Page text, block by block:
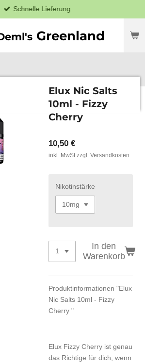
Greenland
Schnelle Lieferung
Elux Nic Salts
10ml - Fizzy
Cherry
10,50 €
inkl. MwSt zzgl. Versandkosten
Nikotinstärke
In den
Warenkorb
Produktinformationen "Elux
Nic Salts 10ml - Fizzy
Cherry "
Elux Fizzy Cherry ist genau
das Richtige für dich, wenn